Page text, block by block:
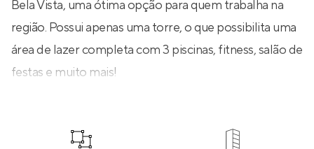
Bela Vista, uma ótima opção para quem trabalha na
região. Possui apenas uma torre, o que possibilita uma
área de lazer completa com 3 piscinas, fitness, salão de
festas e muito mais!